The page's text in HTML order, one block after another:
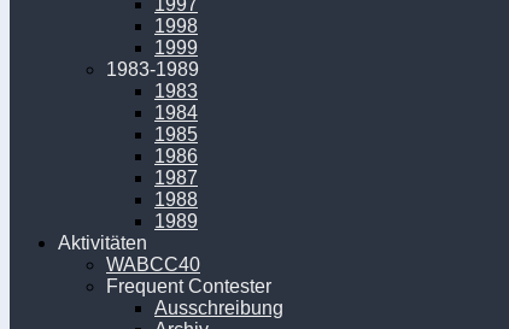
1997
1998
1999
1983-1989
1983
1984
1985
1986
1987
1988
1989
Aktivitäten
WABCC40
Frequent Contester
Ausschreibung